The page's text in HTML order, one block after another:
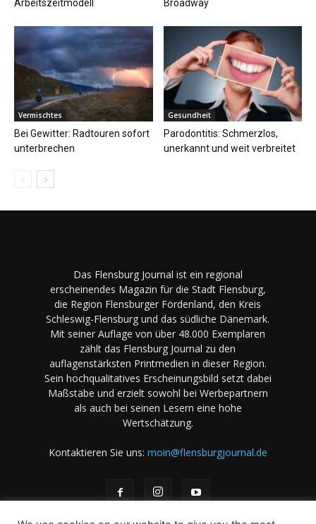
Arbeitszeitmodell
Broadway
Vermischtes
Bei Gewitter: Radtouren sofort
unterbrechen
Gesundheit
Parodontitis: Schmerzlos,
unerkannt und weit verbreitet
Das Flensburg Journal ist ein regional
erscheinendes Magazin für die Stadt Flensburg,
die Region Flensburger Fördenland, den Kreis
Schleswig-Flensburg und das südliche Dänemark.
Mit seiner Auflage von über 48.000 Exemplaren
zählt das Flensburg Journal zu den
auflagenstärksten Printmedien in dieser Region.
Sein hochqualitatives Erscheinungsbild setzt dabei
Maßstäbe und erzielt sowohl bei Werbepartnern
als auch bei seinen Lesern eine hohe
Wertschätzung.
Kontaktieren Sie uns: moin@flensburgjournal.de